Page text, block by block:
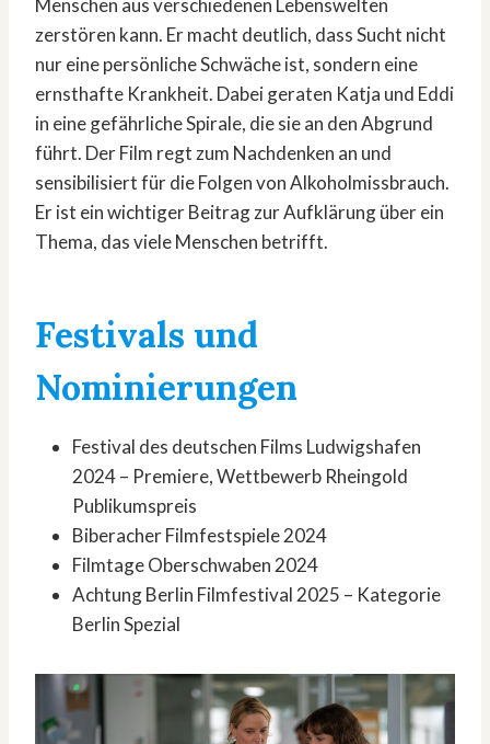
zerstören kann. Er macht deutlich, dass Sucht nicht
nur eine persönliche Schwäche ist, sondern eine
ernsthafte Krankheit. Dabei geraten Katja und Eddi
in eine gefährliche Spirale, die sie an den Abgrund
führt. Der Film regt zum Nachdenken an und
sensibilisiert für die Folgen von Alkoholmissbrauch.
Er ist ein wichtiger Beitrag zur Aufklärung über ein
Thema, das viele Menschen betrifft.
Festivals und
Nominierungen
Festival des deutschen Films Ludwigshafen
2024 – Premiere, Wettbewerb Rheingold
Publikumspreis
Biberacher Filmfestspiele 2024
Filmtage Oberschwaben 2024
Achtung Berlin Filmfestival 2025 – Kategorie
Berlin Spezial